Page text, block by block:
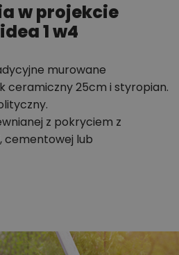
w projekcie
1 w4
murowane
ceramiczny 25cm i styropian.
z pokryciem z
cementowej lub